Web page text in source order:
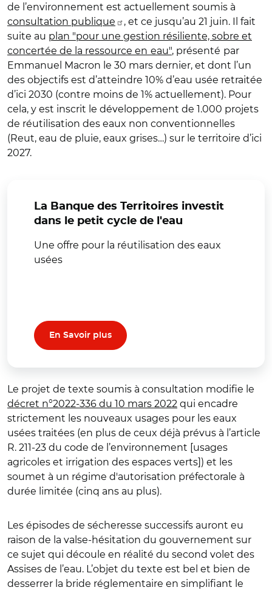
de l’environnement est actuellement soumis à
consultation publique
, et ce jusqu’au 21 juin. Il fait
suite au plan "pour une gestion résiliente, sobre et
concertée de la ressource en eau", présenté par
Emmanuel Macron le 30 mars dernier, et dont l’un
des objectifs est d’atteindre 10% d’eau usée retraitée
d’ici 2030 (contre moins de 1% actuellement). Pour
cela, y est inscrit le développement de 1.000 projets
de réutilisation des eaux non conventionnelles
(Reut, eau de pluie, eaux grises…) sur le territoire d’ici
2027.
La Banque des Territoires investit
dans le petit cycle de l'eau
Une offre pour la réutilisation des eaux
usées
En Savoir plus
Le projet de texte soumis à consultation modifie le
décret n°2022-336 du 10 mars 2022 qui encadre
strictement les nouveaux usages pour les eaux
usées traitées (en plus de ceux déjà prévus à l’article
R. 211-23 du code de l’environnement [usages
agricoles et irrigation des espaces verts]) et les
soumet à un régime d'autorisation préfectorale à
durée limitée (cinq ans au plus).
Les épisodes de sécheresse successifs auront eu
raison de la valse-hésitation du gouvernement sur
ce sujet qui découle en réalité du second volet des
Assises de l’eau. L’objet du texte est bel et bien de
desserrer la bride réglementaire en simplifiant le